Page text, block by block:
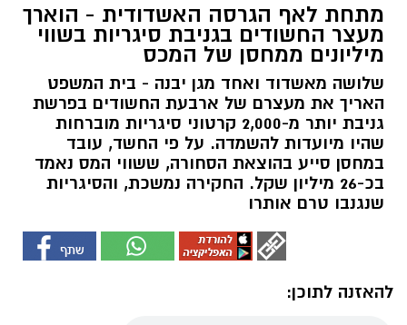
מתחת לאף הגרסה האשדודית - הוארך
מעצר החשודים בגניבת סיגריות בשווי
מיליונים ממחסן של המכס
שלושה מאשדוד ואחד מגן יבנה - בית המשפט
האריך את מעצרם של ארבעת החשודים בפרשת
גניבת יותר מ-2,000 קרטוני סיגריות מוברחות
שהיו מיועדות להשמדה. על פי החשד, עובד
במחסן סייע בהוצאת הסחורה, ששווי המס נאמד
בכ-26 מיליון שקל. החקירה נמשכת, והסיגריות
שנגנבו טרם אותרו
להאזנה לתוכן: